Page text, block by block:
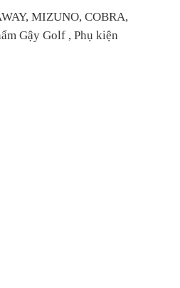
MIZUNO, COBRA,
Gậy Golf , Phụ kiện